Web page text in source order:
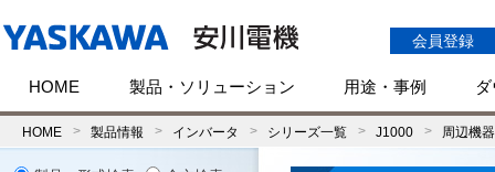
会員登録
HOME 製品・ソリューション 用途・事例
HOME 製品情報 インバータ シリーズ一覧 J1000 周辺機